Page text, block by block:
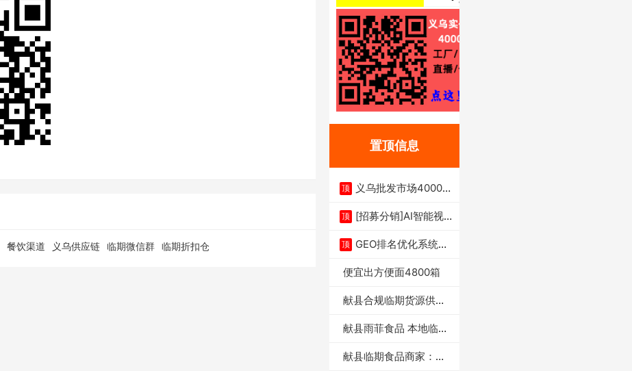
餐饮渠道 义乌供应链 临期微信群 临期折扣仓
置顶信息
顶
义乌批发市场4000多
顶 [招募分销]AI智能视
顶 GEO排名优化系统+A
便宜出方便面4800箱
献县合规临期货源供货
献县雨菲食品 本地临期
献县临期食品商家：献